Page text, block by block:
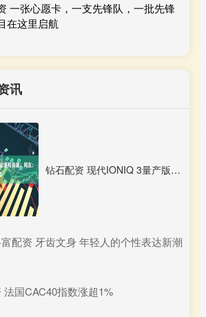
一张心愿卡，一支先锋队，一批先锋
在这里启航
讯
钻石配资 现代IONIQ 3量产版谍照首曝！网友：内饰是亮点
配资 牙齿文身 年轻人的个性表达新潮
法国CAC40指数涨超1%